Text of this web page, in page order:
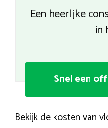
Een heerlijke
in
Snel een
Bekijk de kosten van